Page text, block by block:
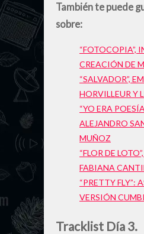
También te puede
sobre:
“FOTOCOPIA”,
CREACIÓN DE
“SALVADOR”,
HORVILLEUR Y
“YO ERA
ALEJANDRO
MUÑOZ
“FLOR DE
FABIANA
“PRETTY FLY”:
VERSIÓN
Tracklist Día 3.